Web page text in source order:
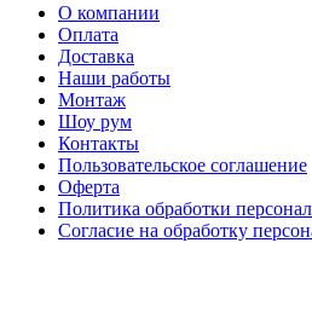
О компании
Оплата
Доставка
Наши работы
Монтаж
Шоу рум
Контакты
Пользовательское соглашение
Оферта
Политика обработки
Согласие на обработку